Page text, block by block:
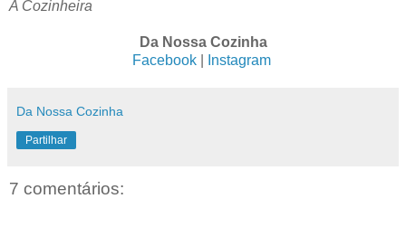
A Cozinheira
Da Nossa Cozinha
Facebook| Instagram
Da Nossa Cozinha
Partilhar
7 comentários: